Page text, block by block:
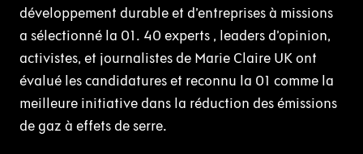
développement durable et d’entreprises à missions
a sélectionné la 01. 40 experts , leaders d’opinion,
activistes, et journalistes de Marie Claire UK ont
évalué les candidatures et reconnu la 01 comme la
meilleure initiative dans la réduction des émissions
de gaz à effets de serre.